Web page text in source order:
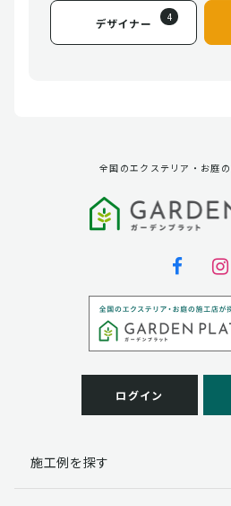
デザイナー 4
全国のエクステリア・お庭
ログイン
施工例を探す